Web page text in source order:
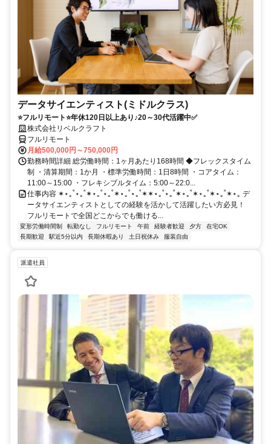
データサイエンティスト(ミドルクラス)
⭐フルリモート⭐年休120日以上あり♪20～30代活躍中✅
株式会社リベルクラフト
フルリモート
月給500,000円～750,000円
勤務時間詳細 総労働時間：1ヶ月あたり168時間 ◆フレックスタイム
制 ・清算期間：1か月 ・標準労働時間：1日8時間 ・コアタイム：
11:00～15:00 ・フレキシブルタイム：5:00～22:0...
仕事内容 ✶⋆｡˚⋆｡˚✶⋆｡˚⋆｡˚✶⋆｡˚⋆｡˚✶✶⋆｡˚⋆｡˚✶⋆｡˚✶⋆｡˚✶⋆｡˚✶⋆｡ デ
ータサイエンティストとしての経験を活かして活躍したい方必見！
フルリモートで全国どこからでも働ける...
変形労働時間制 転勤なし フルリモート 午前 経験者歓迎 夕方
在宅OK
長期歓迎
駅近5分以内 長期休暇あり 土日祝休み 服装自由
派遣社員